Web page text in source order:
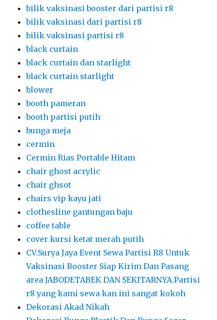
bilik vaksinasi booster dari partisi r8
bilik vaksinasi dari partisi r8
bilik vaksinasi partisi r8
black curtain
black curtain dan starlight
black curtain starlight
blower
booth pameran
booth partisi putih
bunga meja
cermin
Cermin Rias Portable Hitam
chair ghost acrylic
chair ghsot
chairs vip kayu jati
clothesline gantungan baju
coffee table
cover kursi ketat merah putih
CV.Surya Jaya Event Sewa Partisi R8 Untuk
Vaksinasi Booster Siap Kirim Dan Pasang
area JABODETABEK DAN SEKITARNYA.Partisi
r8 yang kami sewa kan ini sangat kokoh
Dekorasi Akad Nikah